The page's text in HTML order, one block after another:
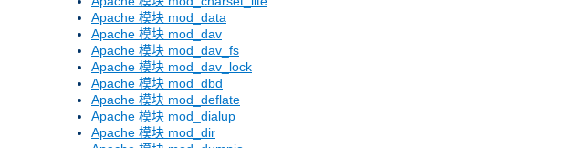
Apache 模块 mod_data
Apache 模块 mod_dav
Apache 模块 mod_dav_fs
Apache 模块 mod_dav_lock
Apache 模块 mod_dbd
Apache 模块 mod_deflate
Apache 模块 mod_dialup
Apache 模块 mod_dir